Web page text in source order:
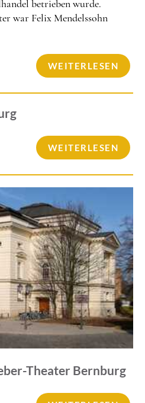
betrieben wurde.
war Felix Mendelssohn
WEITERLESEN
WEITERLESEN
Theater Bernburg